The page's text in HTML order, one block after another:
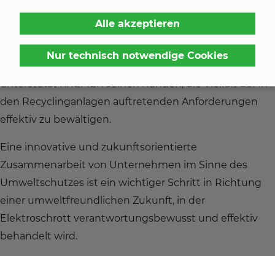
Alle akzeptieren
Nur technisch notwendige Cookies
die Anlagen von URT verschiedene Dichtringe,
Rahmendichtungen und Zuschnitte aus Kunststoff
(PTFE) sowie Gummi (EPDM, EPDM-Zellkautschuk und
FKM). Mit der breiten Palette von Dichtungslösungen
unterstützt KREMER seinen Kunden, die Vielfalt der in
den Recyclinganlagen auftretenden Anforderungen
effektiv zu bewältigen.
Eine innovative und zukunftsorientierte
Zusammenarbeit von Unternehmen im Sinne des
Umweltschutzes ist ein wichtiger Schritt in Richtung
einer umweltfreundlichen Zukunft, in der
Elektroschrott verantwortungsbewusst und effektiv
behandelt wird.